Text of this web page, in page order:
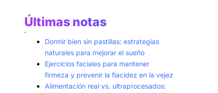
Últimas notas
.
Dormir bien sin pastillas: estrategias
naturales para mejorar el sueño
Ejercicios faciales para mantener
firmeza y prevenir la flacidez en la vejez
Alimentación real vs. ultraprocesados: